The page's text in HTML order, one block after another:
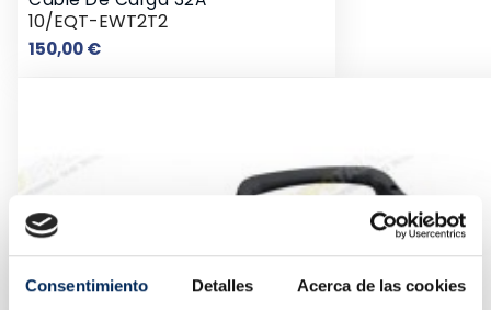
Consentimiento Detalles Acerca de las cookies
10/EQT-EWT2T2
150,00 €Precio